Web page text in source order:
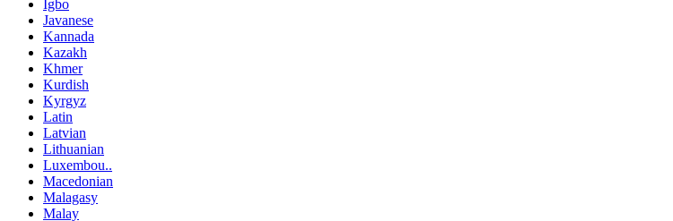
Igbo
Javanese
Kannada
Kazakh
Khmer
Kurdish
Kyrgyz
Latin
Latvian
Lithuanian
Luxembou..
Macedonian
Malagasy
Malay